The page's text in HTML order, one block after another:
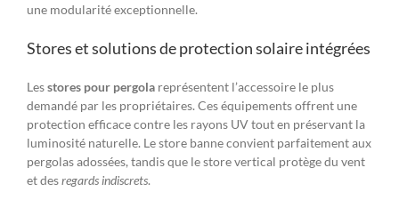
une modularité exceptionnelle.
Stores et solutions de protection solaire intégrées
Lesstores pour pergola représentent l’accessoire le plus
demandé par les propriétaires. Ces équipements offrent une
protection efficace contre les rayons UV tout en préservant la
luminosité naturelle. Le store banne convient parfaitement aux
pergolas adossées, tandis que le store vertical protège du vent
et desregards indiscrets.